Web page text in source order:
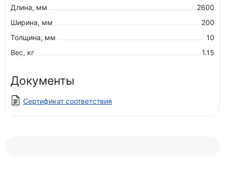
Длина, мм
2600
Ширина, мм
200
Толщина, мм
10
Вес, кг
1.15
Документы
Сертификат соответствия